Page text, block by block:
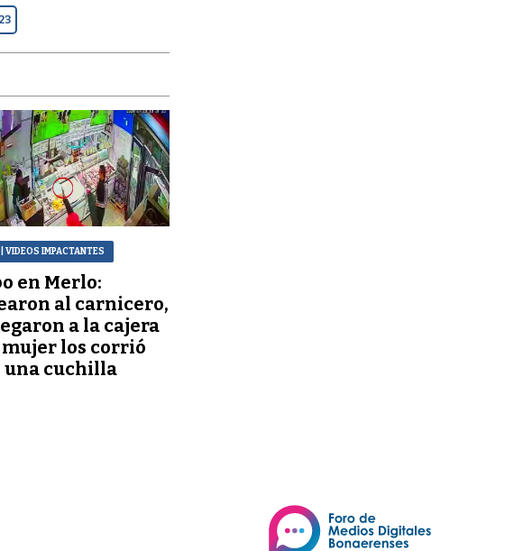
| VIDEOS IMPACTANTES
en Merlo:
al carnicero,
a la cajera
mujer los corrió
una cuchilla